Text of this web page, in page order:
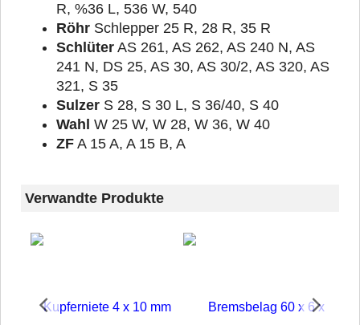
R, %36 L, 536 W, 540
Röhr Schlepper 25 R, 28 R, 35 R
Schlüter AS 261, AS 262, AS 240 N, AS
241 N, DS 25, AS 30, AS 30/2, AS 320, AS
321, S 35
Sulzer S 28, S 30 L, S 36/40, S 40
Wahl W 25 W, W 28, W 36, W 40
ZF A 15 A, A 15 B, A
Verwandte Produkte